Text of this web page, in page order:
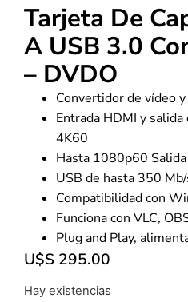
Tarjeta De
A USB 3.0
– DVDO
Convertidor de vídeo
Entrada HDMI y
4K60
Hasta 1080p60
USB de hasta 350
Compatibilidad con
Funciona con VLC,
Plug and Play,
U$S 295.00
Hay existencias